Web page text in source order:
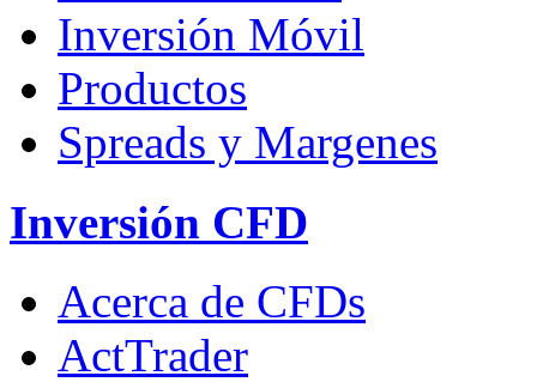
Inversión Móvil
Productos
Spreads y Margenes
Inversión CFD
Acerca de CFDs
ActTrader